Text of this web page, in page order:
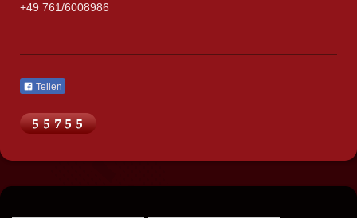
+49 761/6008986
Teilen